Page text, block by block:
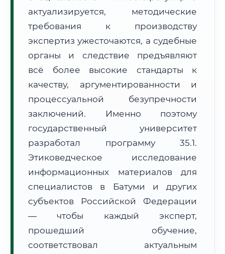
Часовой пояс:
UTC+4
Формат учебы:
Дистанционно
🗺️ Зона обслуживания: г. Батуми
Расчет логистики оригиналов:
• Маршрут транзита:
• Экспресс-доставка СДЭК / Почтой: 5–7 рабочих дней
📜 Документы и аккредитация ФИС ФРДО
Нажмите на документ для увеличения и просмотра
актуализируется, методические
требования к производству
экспертиз ужесточаются, а судебные
органы и следствие предъявляют
всё более высокие стандарты к
качеству, аргументированности и
процессуальной безупречности
заключений. Именно поэтому
государственный университет
разработал программу 35.1.
Этиковедческое исследование
информационных материалов для
специалистов в Батуми и других
субъектов Российской Федерации
— чтобы каждый эксперт,
прошедший обучение,
соответствовал актуальным